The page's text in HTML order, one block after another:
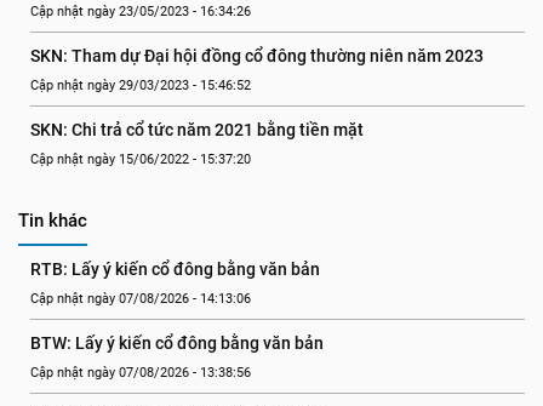
Cập nhật ngày 23/05/2023 - 16:34:26
SKN: Tham dự Đại hội đồng cổ đông thường niên năm 2023
Cập nhật ngày 29/03/2023 - 15:46:52
SKN: Chi trả cổ tức năm 2021 bằng tiền mặt
Cập nhật ngày 15/06/2022 - 15:37:20
Tin khác
RTB: Lấy ý kiến cổ đông bằng văn bản
Cập nhật ngày 07/08/2026 - 14:13:06
BTW: Lấy ý kiến cổ đông bằng văn bản
Cập nhật ngày 07/08/2026 - 13:38:56